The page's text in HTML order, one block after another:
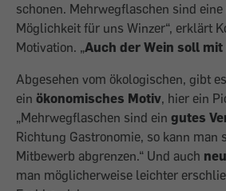
schonen. Mehrwegflaschen sind
Möglichkeit für uns Winzer“, erklärt
Motiva­tion. „Auch der Wein soll
Abgesehen vom ökologischen, gibt
ein ökonomisches Motiv, hier ein
„Mehrweg­flaschen sind ein gutes
Richtung Gastronomie, so kann man
Mitbewerb abgren­zen.“ Und auch
man möglicherweise leichter